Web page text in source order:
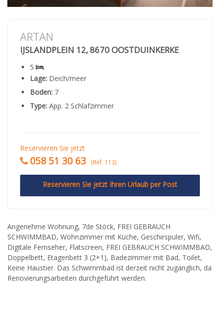
ARTAN
IJSLANDPLEIN 12, 8670 OOSTDUINKERKE
5
Lage: Deich/meer
Boden: 7
Type: App. 2 Schlafzimmer
Reservieren Sie jetzt
058 51 30 63 (Ref. 113)
Reservieren Sie jetzt Ihren Urlaub per Post
Angenehme Wohnung, 7de Stöck, FREI GEBRAUCH
SCHWIMMBAD, Wohnzimmer mit Küche, Geschirspüler, Wifi,
Digitale Fernseher, Flatscreen, FREI GEBRAUCH SCHWIMMBAD,
Doppelbett, Etagenbett 3 (2+1), Badezimmer mit Bad, Toilet,
Keine Haustier. Das Schwimmbad ist derzeit nicht zugänglich, da
Renovierungsarbeiten durchgeführt werden.